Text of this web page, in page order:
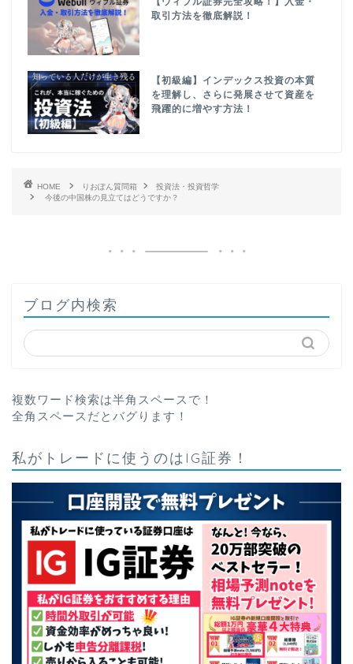
取引方法を徹底解説！
【初級編】インデックス投資の本質
を理解し、さらに発展させて資産を
飛躍的に増やす方法！
HOME りおぽん質問箱
投資法・投資哲学
今後の中国株の見立てはどうですか？
ブログ内検索
複数ワード検索は半角スペースで！
全角スペースだとバグります！
私がトレードに使うのはIG証券！